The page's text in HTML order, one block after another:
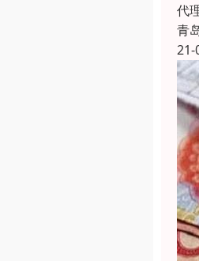
代
青
21-